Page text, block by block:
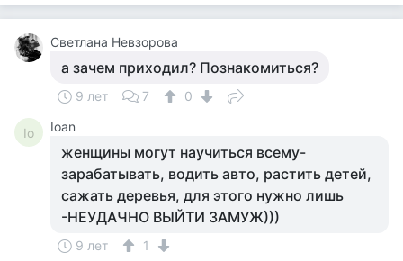
Светлана Невзорова
а зачем приходил? Познакомиться?
9 лет 7 0
Io Ioan
женщины могут научиться всему-
зарабатывать, водить авто, растить детей,
сажать деревья, для этого нужно лишь
-НЕУДАЧНО ВЫЙТИ ЗАМУЖ)))
9 лет
1